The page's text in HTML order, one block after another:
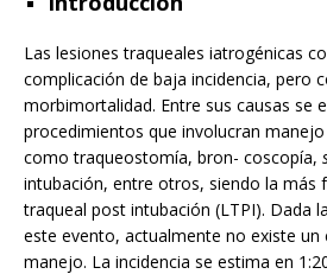
Las lesiones traqueales iatrogénicas
complicación de baja incidencia, pero
morbimortalidad. Entre sus causas se
procedimientos que involucran
como traqueostomía, bron- coscopía,
intubación, entre otros, siendo la más
traqueal post intubación (LTPI). Dada
este evento, actualmente no existe un
manejo. La incidencia se estima en